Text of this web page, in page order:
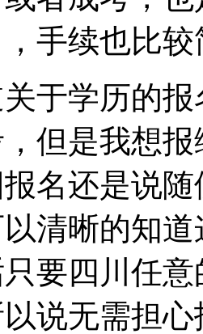
手续也比较
于学历的
但是我想
名还是说
清晰的知
要四川任
说无需担